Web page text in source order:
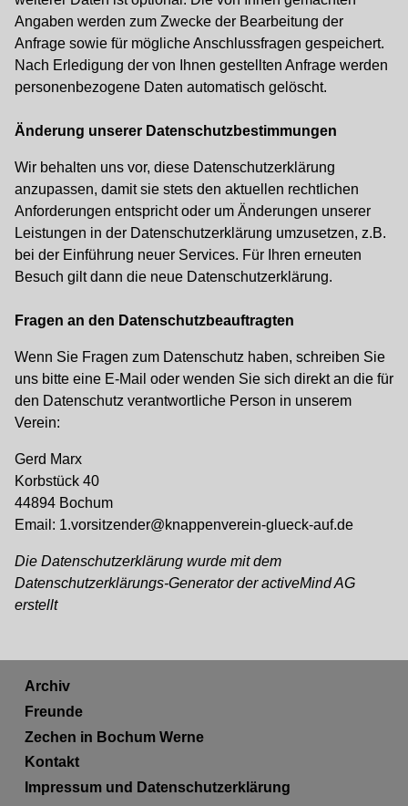
Angaben werden zum Zwecke der Bearbeitung der
Anfrage sowie für mögliche Anschlussfragen gespeichert.
Nach Erledigung der von Ihnen gestellten Anfrage werden
personenbezogene Daten automatisch gelöscht.
Änderung unserer Datenschutzbestimmungen
Wir behalten uns vor, diese Datenschutzerklärung
anzupassen, damit sie stets den aktuellen rechtlichen
Anforderungen entspricht oder um Änderungen unserer
Leistungen in der Datenschutzerklärung umzusetzen, z.B.
bei der Einführung neuer Services. Für Ihren erneuten
Besuch gilt dann die neue Datenschutzerklärung.
Fragen an den Datenschutzbeauftragten
Wenn Sie Fragen zum Datenschutz haben, schreiben Sie
uns bitte eine E-Mail oder wenden Sie sich direkt an die für
den Datenschutz verantwortliche Person in unserem
Verein:
Gerd Marx
Korbstück 40
44894 Bochum
Email: 1.vorsitzender@knappenverein-glueck-auf.de
Die Datenschutzerklärung wurde mit dem
Datenschutzerklärungs-Generator der activeMind AG
erstellt
Archiv
Freunde
Zechen in Bochum Werne
Kontakt
Impressum und Datenschutzerklärung